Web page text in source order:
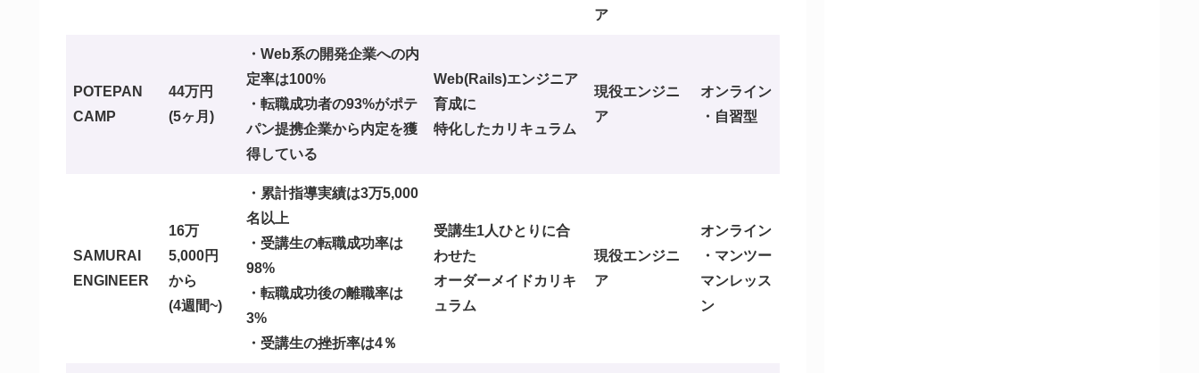
ア
POTEPAN
CAMP
44万円
(5ヶ月)
・Web系の開発企業への内
定率は100%
・転職成功者の93%がポテ
パン提携企業から内定を獲
得している
Web(Rails)エンジニア
育成に
特化したカリキュラム
現役エンジニ
ア
オンライン
・自習型
SAMURAI
ENGINEER
16万
5,000円
から
(4週間~)
・累計指導実績は3万5,000
名以上
・受講生の転職成功率は
98%
・転職成功後の離職率は
3%
・受講生の挫折率は4％
受講生1人ひとりに合
わせた
オーダーメイドカリキ
ュラム
現役エンジニ
ア
オンライン
・マンツー
マンレッス
ン